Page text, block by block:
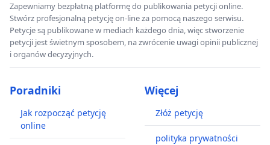
Zapewniamy bezpłatną platformę do publikowania petycji online.
Stwórz profesjonalną petycję on-line za pomocą naszego serwisu.
Petycje są publikowane w mediach każdego dnia, więc stworzenie
petycji jest świetnym sposobem, na zwrócenie uwagi opinii publicznej
i organów decyzyjnych.
Poradniki
Jak rozpocząć petycję
online
Więcej
Złóż petycję
polityka prywatności